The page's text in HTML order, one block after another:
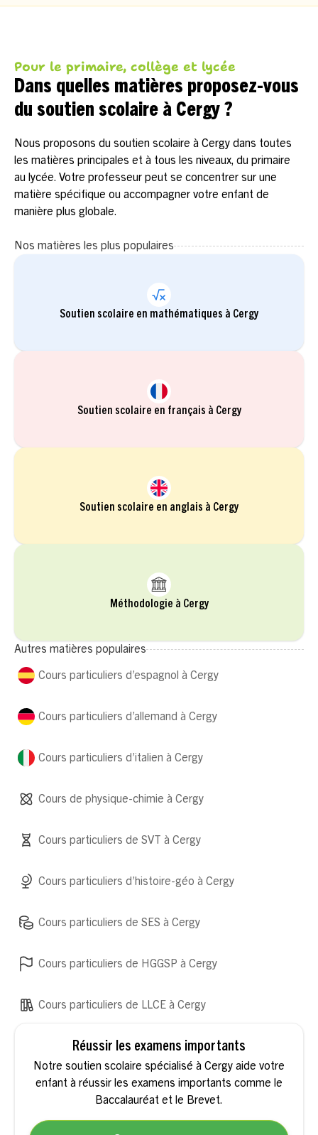
Pour le primaire, collège et lycée
Dans quelles matières proposez-vous
du soutien scolaire à Cergy ?
Nous proposons du soutien scolaire à Cergy dans toutes
les matières principales et à tous les niveaux, du primaire
au lycée. Votre professeur peut se concentrer sur une
matière spécifique ou accompagner votre enfant de
manière plus globale.
Nos matières les plus populaires
Soutien scolaire en mathématiques à Cergy
Soutien scolaire en français à Cergy
Soutien scolaire en anglais à Cergy
Méthodologie à Cergy
Autres matières populaires
Cours particuliers d’espagnol à Cergy
Cours particuliers d’histoire-géo à Cergy
Cours particuliers de SES à Cergy
Cours particuliers de HGGSP à Cergy
Cours particuliers de LLCE à Cergy
Cours particuliers d’allemand à Cergy
Cours particuliers d’italien à Cergy
Cours de physique-chimie à Cergy
Cours particuliers de SVT à Cergy
Réussir les examens importants
Notre soutien scolaire spécialisé à Cergy aide votre
enfant à réussir les examens importants comme le
Baccalauréat et le Brevet.